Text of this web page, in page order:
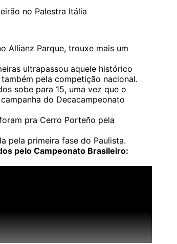
Allianz Parque, trouxe mais um
ultrapassou aquele histórico
pela competição nacional.
sobe para 15, uma vez que o
do Decacampeonato
pra Cerro Porteño pela
pela primeira fase do Paulista.
pelo Campeonato Brasileiro: